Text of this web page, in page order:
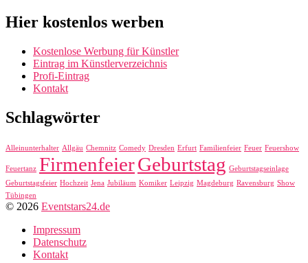
Hier kostenlos werben
Kostenlose Werbung für Künstler
Eintrag im Künstlerverzeichnis
Profi-Eintrag
Kontakt
Schlagwörter
Alleinunterhalter Allgäu Chemnitz Comedy Dresden Erfurt Familienfeier Feuer Feuershow
Feuertanz FirmenfeierGeburtstag Geburtstagseinlage
Geburtstagsfeier Hochzeit Jena Jubiläum Komiker Leipzig Magdeburg Ravensburg Show
Tübingen
© 2026 Eventstars24.de
Impressum
Datenschutz
Kontakt